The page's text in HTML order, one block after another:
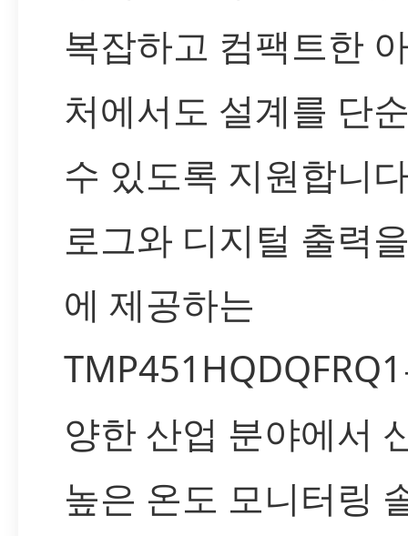
복잡하고 컴팩트한
처에서도 설계를 단
수 있도록 지원합니
로그와 디지털 출력
에 제공하는
양한 산업 분야에서
높은 온도 모니터링